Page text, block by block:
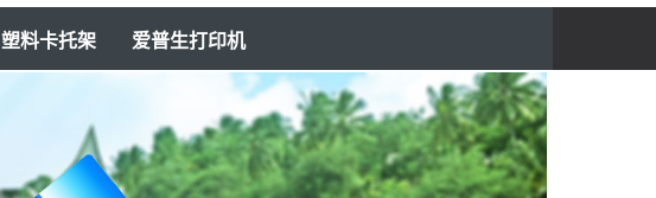
塑料卡托架 爱普生打印机